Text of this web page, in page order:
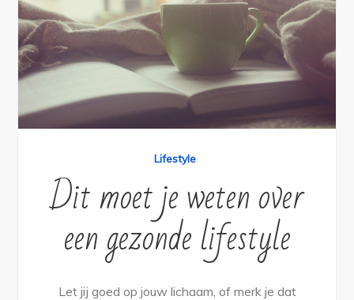
Lifestyle
Dit moet je weten over
een gezonde lifestyle
Let jij goed op jouw lichaam, of merk je dat